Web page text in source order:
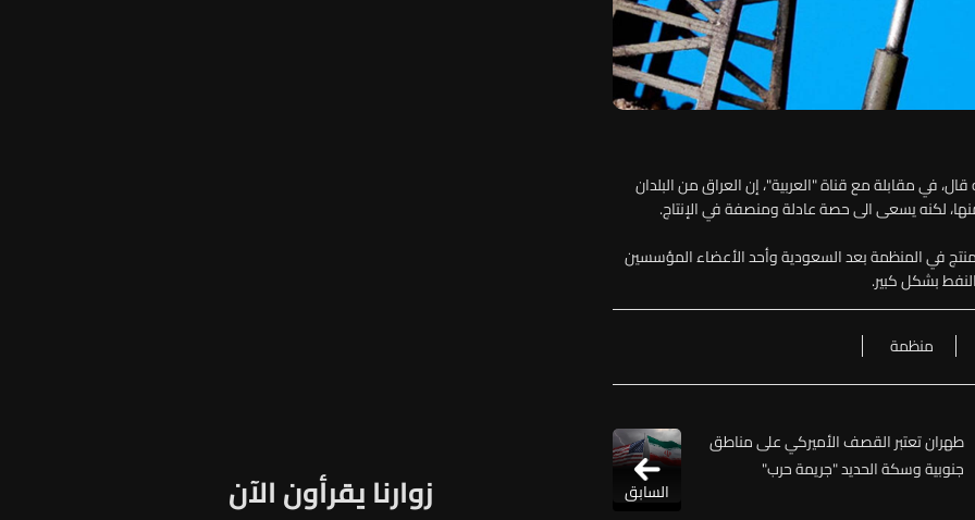
في مقابلة مع قناة "العربية"، إن العراق من البلدان
لكنه يسعى الى حصة عادلة ومنصفة في الإنتاج.
منتج في المنظمة بعد السعودية وأحد الأعضاء المؤسسين
بشكل كبير.
منظمة
طهران تعتبر القصف الأميركي على مناطق
جنوبية وسكة الحديد "جريمة حرب"
السابق
زوارنا يقرأون الآن